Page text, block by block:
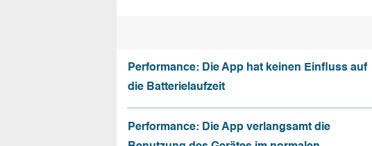
Performance: Die App hat keinen Einfluss auf
die Batterielaufzeit
Performance: Die App verlangsamt die